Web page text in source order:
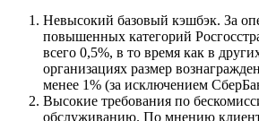
Невысокий базовый кэшбэк. За
повышенных категорий
всего 0,5%, в то время как в
организациях размер
менее 1% (за исключением
Высокие требования по
обслуживанию. По мнению